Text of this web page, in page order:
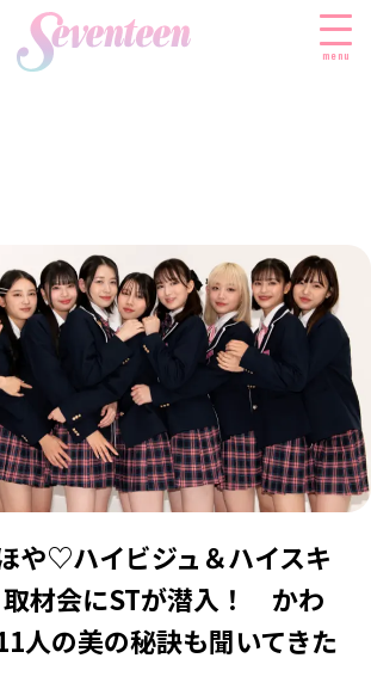
menu
ニュース
ース
・ヘアケア
ス
ク
進路
ース
ルニュース
・アワード
品や♡ハイビジュ＆ハイスキ
材会にSTが潜入！ かわ
人の美の秘訣も聞いてきた